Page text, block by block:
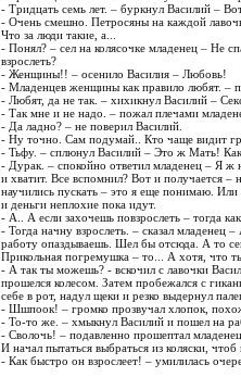
- Тридцать семь лет. – буркнул Василий –
- Очень смешно. Петросяны на каждой
Что за люди такие, а...
- Понял? – сел на колясочке младенец – Не
взрослеть?
- Женщины!! – осенило Василия – Любовь!
- Младенцев женщины как правило любят. –
- Любят, да не так. – хихикнул Василий –
- Так мне и не надо. – пожал плечами
- Да ладно? – не поверил Василий.
- Ну точно. Сам подумай.. Кто чаще видит
- Тьфу. – сплюнул Василий – Это ж Мать!
- Дурак. – спокойно ответил младенец – Я ж
и хватит. Все вспомнил? Вот и получается
научились пускать – это я еще понимаю.
и деньги неплохие пока идут.
- А.. А если захочешь повзрослеть – тогда
- Тогда начну взрослеть. – сказал
работу опаздываешь. Шел бы отсюда. А то
Прикольная погремушка – то... А хотя, что
- А так ты можешь? - вскочил с лавочки
прошелся колесом. Затем пробежался с
себе в рот, надул щеки и резко выдернул
- Шшпоок! – громко прозвучал хлопок,
- То-то же. – хмыкнул Василий и пошел на
- Сволочь! – подавленно прошептал
И начал пытаться выбраться из коляски,
- Как быстро он взрослеет! – умилилась